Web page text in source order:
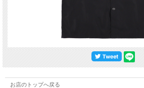
お店のトップへ戻る